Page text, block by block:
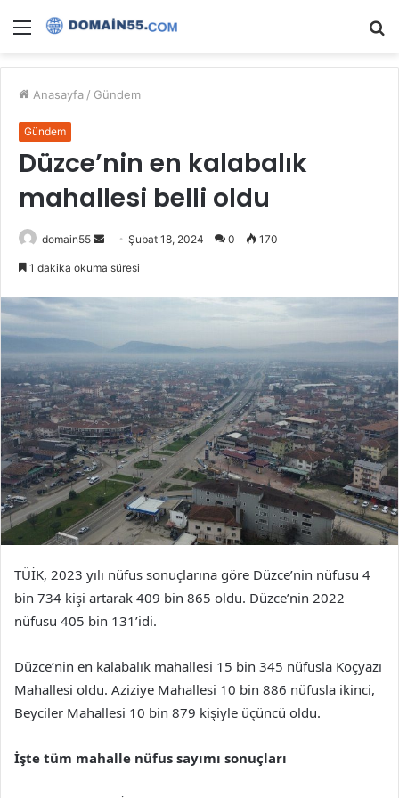
Menü
Anasayfa / Gündem
Gündem
Düzce’nin en kalabalık
mahallesi belli oldu
domain55
Bir
Şubat 18, 2024 0 170
1 dakika okuma süresi
TÜİK, 2023 yılı nüfus sonuçlarına göre Düzce’nin nüfusu 4
bin 734 kişi artarak 409 bin 865 oldu. Düzce’nin 2022
nüfusu 405 bin 131’idi.
Düzce’nin en kalabalık mahallesi 15 bin 345 nüfusla Koçyazı
Mahallesi oldu. Aziziye Mahallesi 10 bin 886 nüfusla ikinci,
Beyciler Mahallesi 10 bin 879 kişiyle üçüncü oldu.
İşte tüm mahalle nüfus sayımı sonuçları